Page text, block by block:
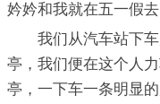
妗妗和我就在五一假
我们从汽车站下车
亭，我们便在这个人
亭，一下车一条明显